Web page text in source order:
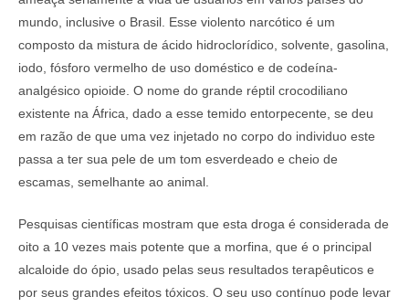
mundo, inclusive o Brasil. Esse violento narcótico é um
composto da mistura de ácido hidroclorídico, solvente, gasolina,
iodo, fósforo vermelho de uso doméstico e de codeína-
analgésico opioide. O nome do grande réptil crocodiliano
existente na África, dado a esse temido entorpecente, se deu
em razão de que uma vez injetado no corpo do individuo este
passa a ter sua pele de um tom esverdeado e cheio de
escamas, semelhante ao animal.
Pesquisas científicas mostram que esta droga é considerada de
oito a 10 vezes mais potente que a morfina, que é o principal
alcaloide do ópio, usado pelas seus resultados terapêuticos e
por seus grandes efeitos tóxicos. O seu uso contínuo pode levar